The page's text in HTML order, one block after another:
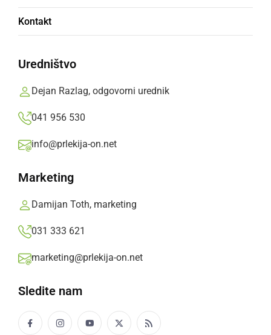
Kontakt
Uredništvo
Dejan Razlag, odgovorni urednik
041 956 530
info@prlekija-on.net
Marketing
Damijan Toth, marketing
031 333 621
marketing@prlekija-on.net
Sledite nam
«« ‹ 4 5 6 › »»